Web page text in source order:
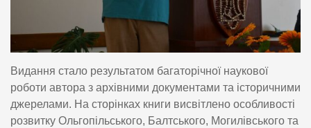
Видання стало результатом багаторічної наукової
роботи автора з архівними документами та історичними
джерелами. На сторінках книги висвітлено особливості
розвитку Ольгопільського, Балтського, Могилівського та